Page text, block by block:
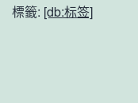
標籤: [db:标签]